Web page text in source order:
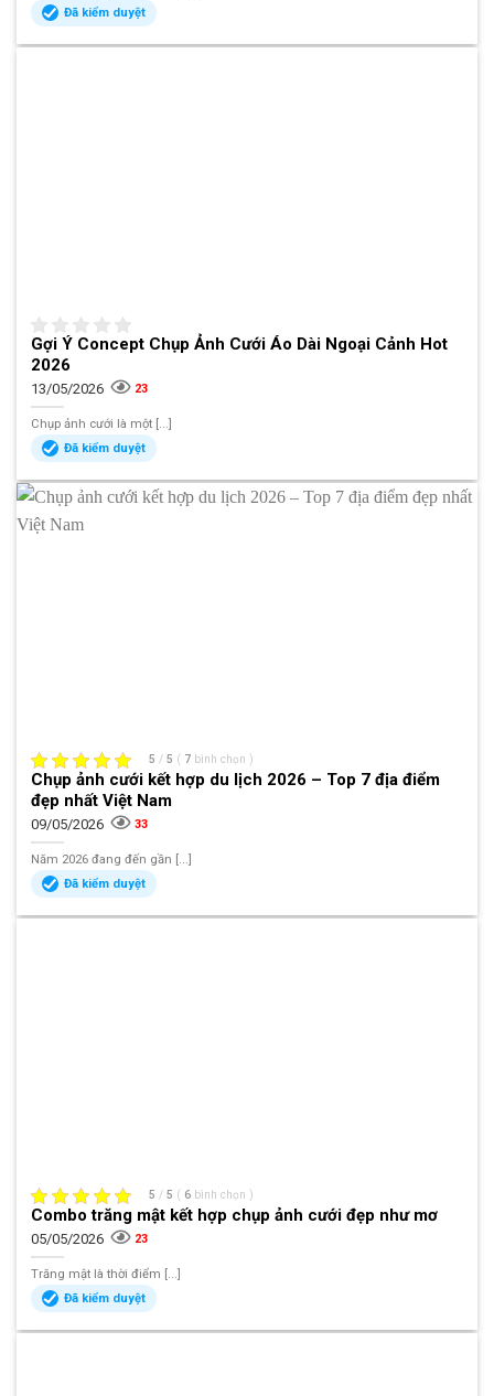
Đã kiểm duyệt
Gợi Ý Concept Chụp Ảnh Cưới Áo Dài Ngoại Cảnh Hot
2026
13/05/2026 23
Chụp ảnh cưới là một [...]
Đã kiểm duyệt
5 / 5 ( 7 bình chọn )
Chụp ảnh cưới kết hợp du lịch 2026 – Top 7 địa điểm
đẹp nhất Việt Nam
09/05/2026 33
Năm 2026 đang đến gần [...]
Đã kiểm duyệt
5 / 5 ( 6 bình chọn )
Combo trăng mật kết hợp chụp ảnh cưới đẹp như mơ
05/05/2026 23
Trăng mật là thời điểm [...]
Đã kiểm duyệt